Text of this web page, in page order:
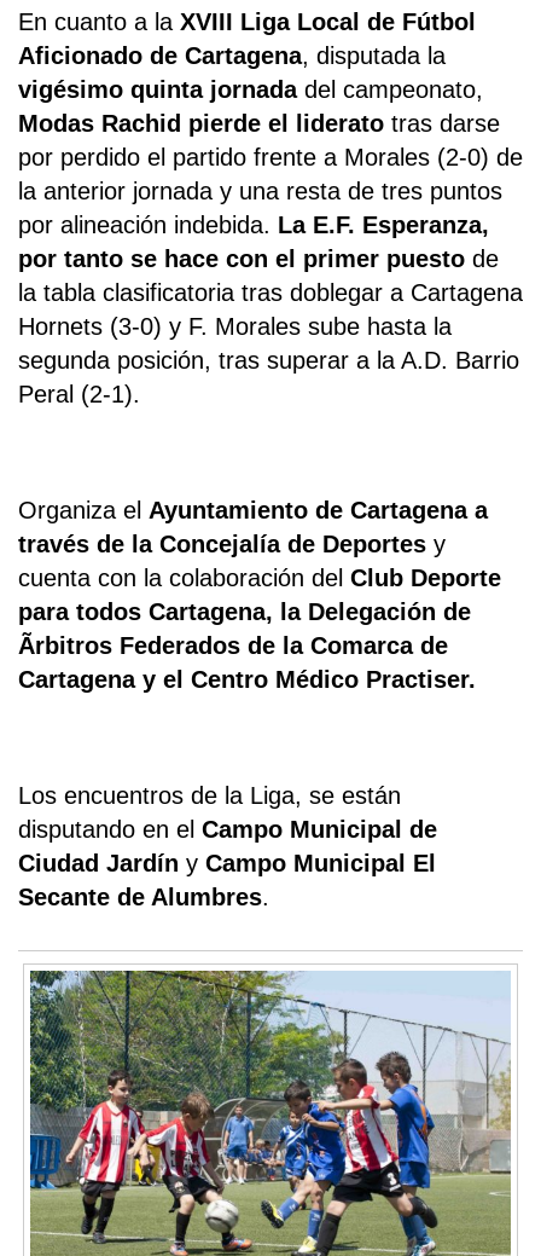
En cuanto a la XVIII Liga Local de Fútbol
Aficionado de Cartagena, disputada la
vigésimo quinta jornada del campeonato,
Modas Rachid pierde el liderato tras darse
por perdido el partido frente a Morales (2-0) de
la anterior jornada y una resta de tres puntos
por alineación indebida. La E.F. Esperanza,
por tanto se hace con el primer puesto de
la tabla clasificatoria tras doblegar a Cartagena
Hornets (3-0) y F. Morales sube hasta la
segunda posición, tras superar a la A.D. Barrio
Peral (2-1).
Organiza el Ayuntamiento de Cartagena a
través de la Concejalía de Deportes y
cuenta con la colaboración del Club Deporte
para todos Cartagena, la Delegación de
Ãrbitros Federados de la Comarca de
Cartagena y el Centro Médico Practiser.
Los encuentros de la Liga, se están
disputando en el Campo Municipal de
Ciudad Jardín y Campo Municipal El
Secante de Alumbres.